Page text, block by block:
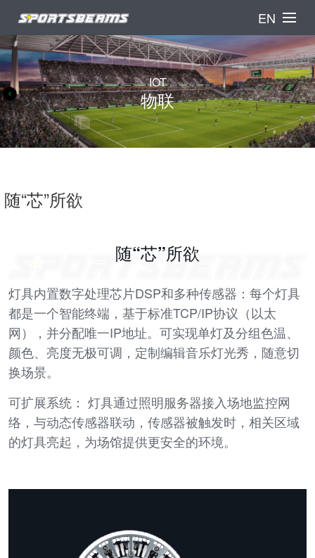
EN
IOT
物联
随“芯”所欲
随“芯”所欲
灯具内置数字处理芯片DSP和多种传感器：每个灯具
都是一个智能终端，基于标准TCP/IP协议（以太
网），并分配唯一IP地址。可实现单灯及分组色温、
颜色、亮度无极可调，定制编辑音乐灯光秀，随意切
换场景。
可扩展系统： 灯具通过照明服务器接入场地监控网
络，与动态传感器联动，传感器被触发时，相关区域
的灯具亮起，为场馆提供更安全的环境。